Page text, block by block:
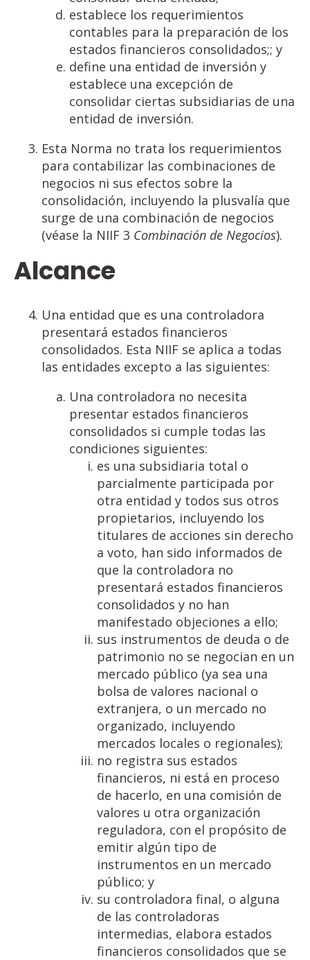
establece los requerimientos
contables para la preparación de los
estados financieros consolidados;; y
define una entidad de inversión y
establece una excepción de
consolidar ciertas subsidiarias de una
entidad de inversión.
Esta Norma no trata los requerimientos
para contabilizar las combinaciones de
negocios ni sus efectos sobre la
consolidación, incluyendo la plusvalía que
surge de una combinación de negocios
(véase la NIIF 3 Combinación de Negocios).
Alcance
Una entidad que es una controladora
presentará estados financieros
consolidados. Esta NIIF se aplica a todas
las entidades excepto a las siguientes:
Una controladora no necesita
presentar estados financieros
consolidados si cumple todas las
condiciones siguientes:
es una subsidiaria total o
parcialmente participada por
otra entidad y todos sus otros
propietarios, incluyendo los
titulares de acciones sin derecho
a voto, han sido informados de
que la controladora no
presentará estados financieros
consolidados y no han
manifestado objeciones a ello;
sus instrumentos de deuda o de
patrimonio no se negocian en un
mercado público (ya sea una
bolsa de valores nacional o
extranjera, o un mercado no
organizado, incluyendo
mercados locales o regionales);
no registra sus estados
financieros, ni está en proceso
de hacerlo, en una comisión de
valores u otra organización
reguladora, con el propósito de
emitir algún tipo de
instrumentos en un mercado
público; y
su controladora final, o alguna
de las controladoras
intermedias, elabora estados
financieros consolidados que se